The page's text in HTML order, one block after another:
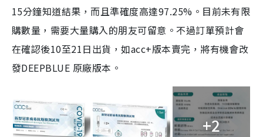
15分鐘知道結果，而且準確度高達97.25%。目前未有限
購數量，需要大量購入的朋友可留意。不過訂單預計會
在確認後10至21日出貨，如acc+版本賣完，將有機會改
發DEEPBLUE 原廠版本。
+2